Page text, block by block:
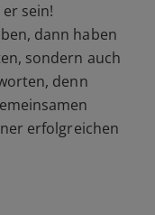
sein!
dann haben
sondern auch
denn
erfolgreichen